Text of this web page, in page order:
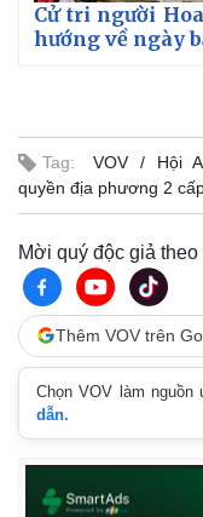
Cử tri người
hướng về ngày
Tag: VOV Hội
quyền địa phương 2
Mời quý độc giả
Thêm VOV trên
Chọn VOV làm
dẫn.